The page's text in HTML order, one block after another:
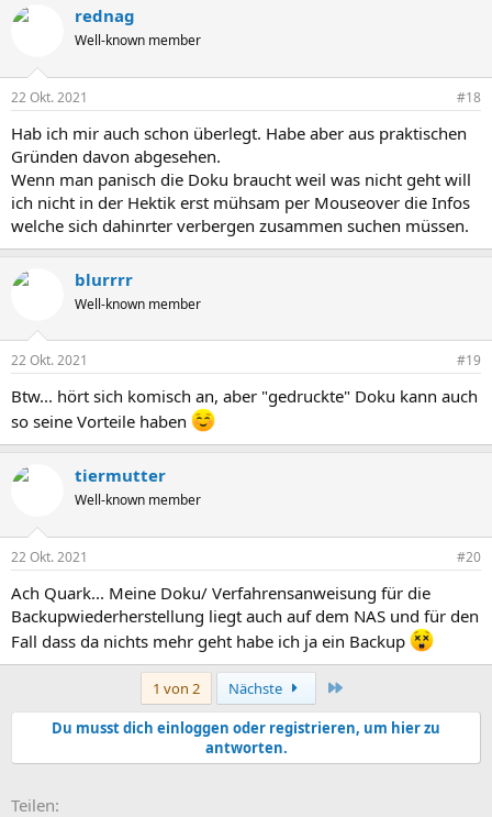
rednag
Well-known member
22 Okt. 2021 #18
Hab ich mir auch schon überlegt. Habe aber aus praktischen
Gründen davon abgesehen.
Wenn man panisch die Doku braucht weil was nicht geht will
ich nicht in der Hektik erst mühsam per Mouseover die Infos
welche sich dahinrter verbergen zusammen suchen müssen.
blurrrr
Well-known member
22 Okt. 2021 #19
Btw... hört sich komisch an, aber "gedruckte" Doku kann auch
so seine Vorteile haben
tiermutter
Well-known member
22 Okt. 2021 #20
Ach Quark... Meine Doku/ Verfahrensanweisung für die
Backupwiederherstellung liegt auch auf dem NAS und für den
Fall dass da nichts mehr geht habe ich ja ein Backup
1 von 2 Nächste
Du musst dich einloggen oder registrieren, um hier zu
antworten.
Teilen: